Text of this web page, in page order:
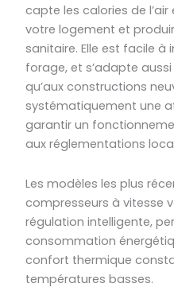
capte les calories de
votre logement et
sanitaire. Elle est facile à
forage, et s’adapte
qu’aux constructions
systématiquement une
garantir un
aux réglementations
Les modèles les plus
compresseurs à vitesse
régulation intelligente,
consommation
confort thermique
températures basses.